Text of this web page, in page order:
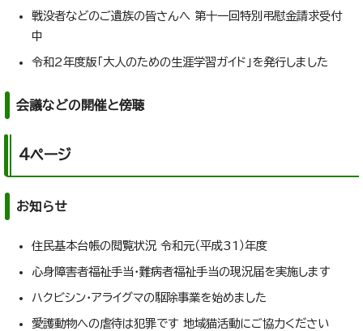
戦没者などのご遺族の皆さんへ 第十一回特別弔慰金請求受付
中
令和2年度版「大人のための生涯学習ガイド」を発行しました
会議などの開催と傍聴
4ページ
お知らせ
住民基本台帳の閲覧状況 令和元（平成31）年度
心身障害者福祉手当・難病者福祉手当の現況届を実施します
ハクビシン・アライグマの駆除事業を始めました
愛護動物への虐待は犯罪です 地域猫活動にご協力ください